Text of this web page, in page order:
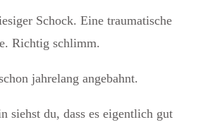
Schock. Eine traumatische
Richtig schlimm.
jahrelang angebahnt.
siehst du, dass es eigentlich gut